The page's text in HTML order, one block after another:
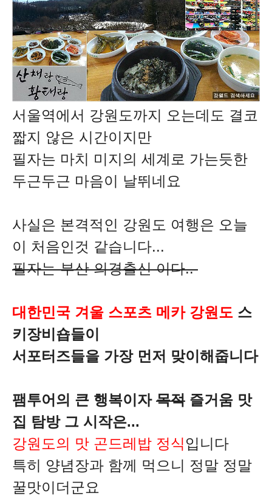
서울역에서 강원도까지 오는데도 결코
짧지 않은 시간이지만
필자는 마치 미지의 세계로 가는듯한
두근두근 마음이 날뛰네요
사실은 본격적인 강원도 여행은 오늘
이 처음인것 같습니다...
필자는 부산 의경출신 이다..
대한민국 겨울 스포츠 메카 강원도 스
키장비숍들이
서포터즈들을 가장 먼저 맞이해줍니다
팸투어의 큰 행복이자 목적 즐거움 맛
집 탐방 그 시작은...
강원도의 맛 곤드레밥 정식입니다
특히 양념장과 함께 먹으니 정말 정말
꿀맛이더군요